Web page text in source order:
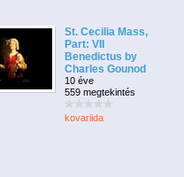
St. Cecilia Mass,
Part: VII
Benedictus by
Charles Gounod
10 éve
559 megtekintés
kovariida